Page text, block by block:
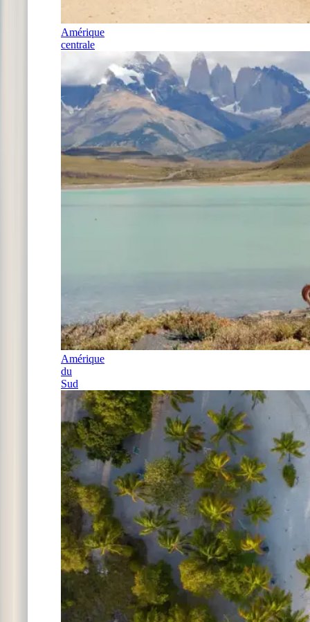
Amérique
centrale
Amérique
du
Sud